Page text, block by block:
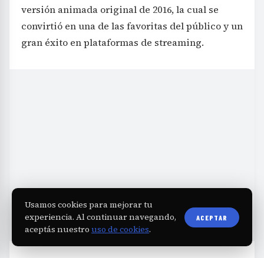
versión animada original de 2016, la cual se
convirtió en una de las favoritas del público y un
gran éxito en plataformas de streaming.
Usamos cookies para mejorar tu
experiencia. Al continuar navegando,
aceptás nuestro uso de cookies.
ACEPTAR